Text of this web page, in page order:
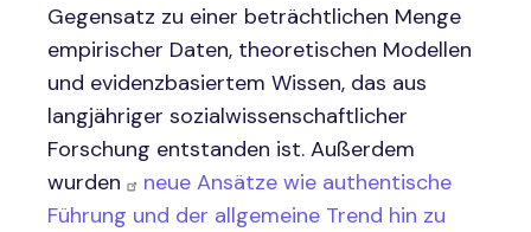
Gegensatz zu einer beträchtlichen Menge
empirischer Daten, theoretischen Modellen
und evidenzbasiertem Wissen, das aus
langjähriger sozialwissenschaftlicher
Forschung entstanden ist. Außerdem
wurden
neue Ansätze wie authentische
Führung und der allgemeine Trend hin zu